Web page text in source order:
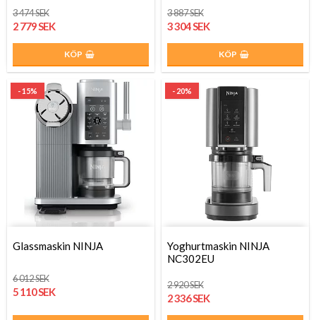
3 474 SEK
2 779 SEK
KÖP
3 887 SEK
3 304 SEK
KÖP
- 15%
Glassmaskin NINJA
6 012 SEK
5 110 SEK
- 20%
Yoghurtmaskin NINJA
NC302EU
2 920 SEK
2 336 SEK